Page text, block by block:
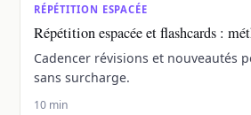
RÉPÉTITION ESPACÉE
Répétition espacée et flashcards :
Cadencer révisions et nouveautés
sans surcharge.
10 min